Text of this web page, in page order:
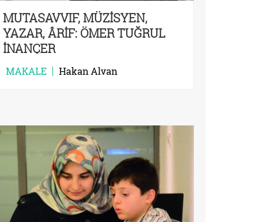
MUTASAVVIF, MÜZİSYEN,
YAZAR, ÂRİF: ÖMER TUĞRUL
İNANÇER
MAKALE Hakan Alvan